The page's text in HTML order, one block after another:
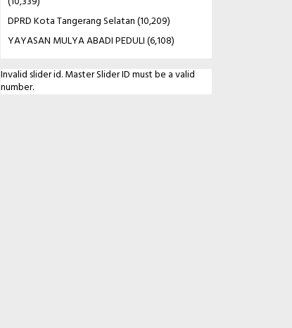
DPRD Kota Tangerang Selatan(10,209)
YAYASAN MULYA ABADI PEDULI(6,108)
Invalid slider id. Master Slider ID must be a valid
number.